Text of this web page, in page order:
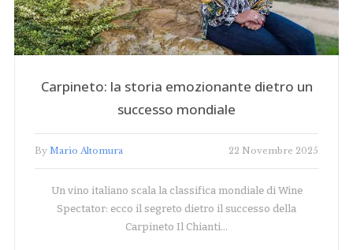
Carpineto: la storia emozionante dietro un
successo mondiale
By Mario Altomura 22 Novembre 2025
Un vino italiano scala la classifica mondiale di Wine
Spectator: ecco il segreto dietro il successo della
Carpineto Il Chianti…